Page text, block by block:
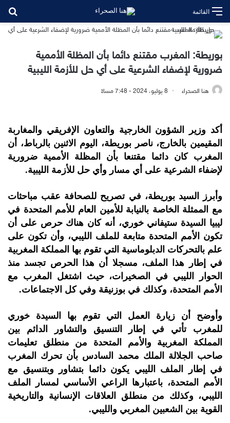
القائمة
بوريطة: المغرب مقتنع دائما بأن المظلة الأممية
ضرورية لإضفاء الشرعية على أي حل للأزمة الليبية
هنا الصحراء 8 يوليو، 2024 - 7:48 مساءً
أكد وزير الشؤون الخارجية والتعاون الإفريقي والمغاربة
المقيمين بالخارج، ناصر بوريطة، اليوم الاثنين بالرباط، أن
المغرب كان دائما مقتنعا بأن المظلة الأممية ضرورية
لإضفاء الشرعية على أي مسار وأي حل للأزمة الليبية.
وأبرز السيد بوريطة، في تصريح للصحافة عقب مباحثات
مع الممثلة الخاصة بالنيابة للأمين العام للأمم المتحدة في
ليبيا السيدة ستيفاني خوري، أنه كان هناك حرص على أن
تكون الأمم المتحدة متابعة للملف الليبي، وأن تكون على
علم بالتحركات الدبلوماسية التي تقوم بها المملكة المغربية
في إطار هذا الملف، مسجلا أن هذا الحرص تجسد منذ
الحوار الليبي في الصخيرات، حيث اشتغل المغرب مع
الأمم المتحدة، وكذلك في بوزنيقة وفي كل الاجتماعات.
وأوضح أن زيارة العمل التي تقوم بها السيدة خوري
للمغرب تأتي في إطار التنسيق والتشاور الدائم بين
المملكة المغربية والأمم المتحدة من منطلق تعليمات
صاحب الجلالة الملك محمد السادس بأن تحرك المغرب
في إطار الملف الليبي يكون دائما بتشاور وبتنسيق مع
الأمم المتحدة، باعتبارها الراعي الأساسي لمسار الملف
الليبي، وكذلك من منطلق العلاقات الإنسانية والتاريخية
القوية بين الشعبين المغربي والليبي.